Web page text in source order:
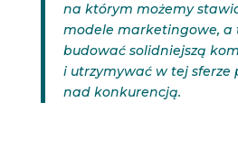
na którym możemy
modele marketingowe, a
budować solidniejszą
i utrzymywać w tej sferze
nad konkurencją.